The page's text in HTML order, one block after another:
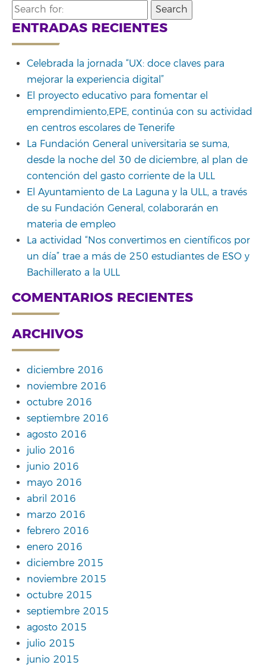
Search
for:
ENTRADAS RECIENTES
Celebrada la jornada “UX: doce claves para
mejorar la experiencia digital”
El proyecto educativo para fomentar el
emprendimiento,EPE, continúa con su actividad
en centros escolares de Tenerife
La Fundación General universitaria se suma,
desde la noche del 30 de diciembre, al plan de
contención del gasto corriente de la ULL
El Ayuntamiento de La Laguna y la ULL, a través
de su Fundación General, colaborarán en
materia de empleo
La actividad “Nos convertimos en científicos por
un día” trae a más de 250 estudiantes de ESO y
Bachillerato a la ULL
COMENTARIOS RECIENTES
ARCHIVOS
diciembre 2016
noviembre 2016
octubre 2016
septiembre 2016
agosto 2016
julio 2016
junio 2016
mayo 2016
abril 2016
marzo 2016
febrero 2016
enero 2016
diciembre 2015
noviembre 2015
octubre 2015
septiembre 2015
agosto 2015
julio 2015
junio 2015